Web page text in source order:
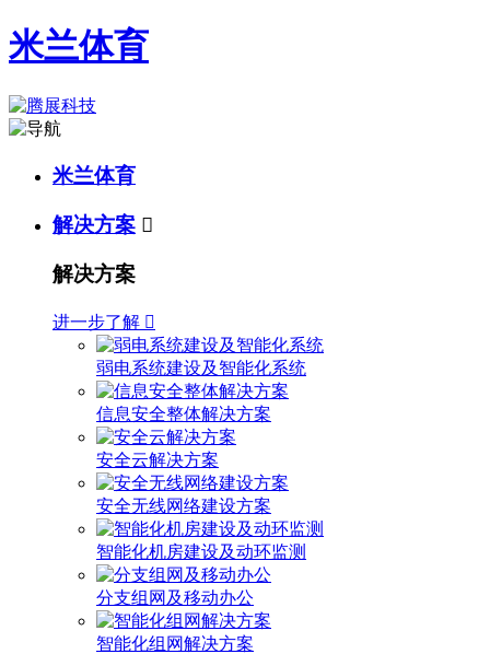
米兰体育
米兰体育
解决方案 
解决方案
进一步了解 
弱电系统建设及智能化系统
信息安全整体解决方案
安全云解决方案
安全无线网络建设方案
智能化机房建设及动环监测
分支组网及移动办公
智能化组网解决方案